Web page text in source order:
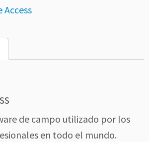
de campo utilizado por los
en todo el mundo.